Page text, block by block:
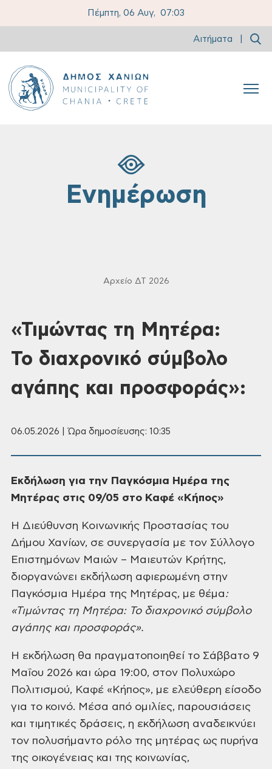
Πέμπτη, 06 Αυγ, 07:03
Αιτήματα
Ενημέρωση
Αρχείο ΔΤ 2026
«Τιμώντας τη Μητέρα:
Το διαχρονικό σύμβολο
αγάπης και προσφοράς»:
06.05.2026 | Ώρα δημοσίευσης: 10:35
Εκδήλωση για την Παγκόσμια Ημέρα της
Μητέρας στις 09/05 στο Καφέ «Κήπος»
Η Διεύθυνση Κοινωνικής Προστασίας του
Δήμου Χανίων, σε συνεργασία με τον Σύλλογο
Επιστημόνων Μαιών – Μαιευτών Κρήτης,
διοργανώνει εκδήλωση αφιερωμένη στην
Παγκόσμια Ημέρα της Μητέρας, με θέμα:
«Τιμώντας τη Μητέρα: Το διαχρονικό σύμβολο
αγάπης και προσφοράς».
Η εκδήλωση θα πραγματοποιηθεί το Σάββατο 9
Μαΐου 2026 και ώρα 19:00, στον Πολυχώρο
Πολιτισμού, Καφέ «Κήπος», με ελεύθερη είσοδο
για το κοινό. Μέσα από ομιλίες, παρουσιάσεις
και τιμητικές δράσεις, η εκδήλωση αναδεικνύει
τον πολυσήμαντο ρόλο της μητέρας ως πυρήνα
της οικογένειας και της κοινωνίας,